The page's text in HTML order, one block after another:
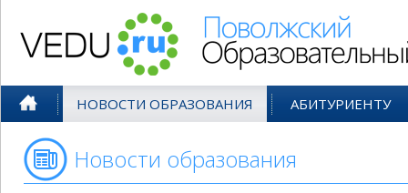
НОВОСТИ ОБРАЗОВАНИЯ АБИТУРИЕНТУ
Новости образования